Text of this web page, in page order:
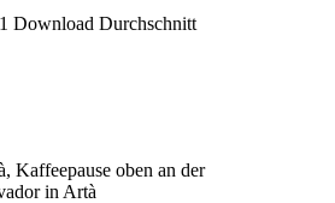
1 Download Durchschnitt
Kaffeepause oben an der
in Artà